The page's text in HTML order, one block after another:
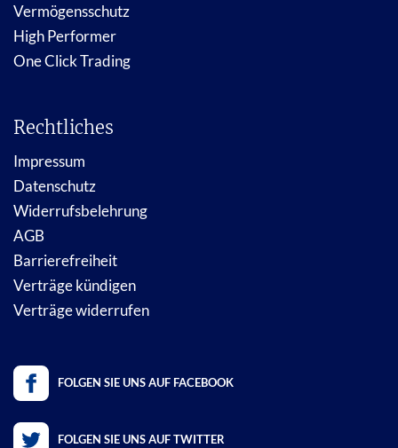
Vermögensschutz
High Performer
One Click Trading
Rechtliches
Impressum
Datenschutz
Widerrufsbelehrung
AGB
Barrierefreiheit
Verträge kündigen
Verträge widerrufen
FOLGEN SIE UNS AUF FACEBOOK
FOLGEN SIE UNS AUF TWITTER